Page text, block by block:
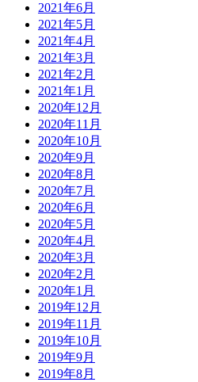
2021年6月
2021年5月
2021年4月
2021年3月
2021年2月
2021年1月
2020年12月
2020年11月
2020年10月
2020年9月
2020年8月
2020年7月
2020年6月
2020年5月
2020年4月
2020年3月
2020年2月
2020年1月
2019年12月
2019年11月
2019年10月
2019年9月
2019年8月